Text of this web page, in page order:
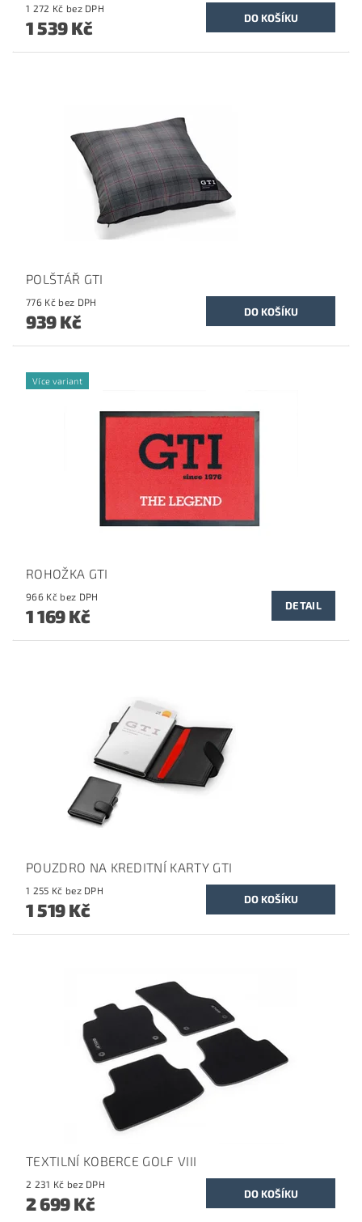
1 272 Kč bez DPH
1 539 Kč
POLŠTÁŘ GTI
776 Kč bez DPH
939 Kč
Více variant
ROHOŽKA GTI
966 Kč bez DPH
1 169 Kč DETAIL
POUZDRO NA KREDITNÍ KARTY GTI
1 255 Kč bez DPH
1 519 Kč
TEXTILNÍ KOBERCE GOLF VIII
2 231 Kč bez DPH
2 699 Kč